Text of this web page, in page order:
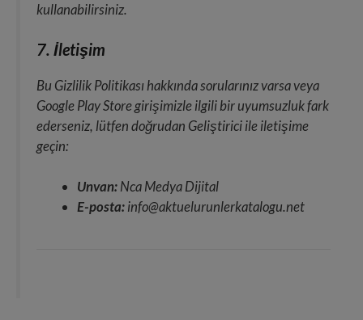
kullanabilirsiniz.
7. İletişim
Bu Gizlilik Politikası hakkında sorularınız varsa veya
Google Play Store girişimizle ilgili bir uyumsuzluk fark
ederseniz, lütfen doğrudan Geliştirici ile iletişime
geçin:
Unvan:Nca Medya Dijital
E-posta:info@aktuelurunlerkatalogu.net